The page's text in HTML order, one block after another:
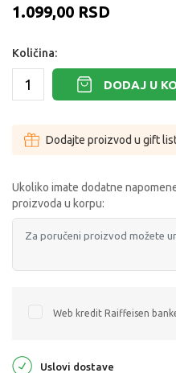
1.099,00 RSD
Količina:
DODAJ U
Dodajte proizvod u gift
Ukoliko imate dodatne
proizvoda u korpu:
Web kredit Raiffeisen
Uslovi dostave